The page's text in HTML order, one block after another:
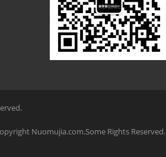
Nuomujia.com.Some Rights Reserved.